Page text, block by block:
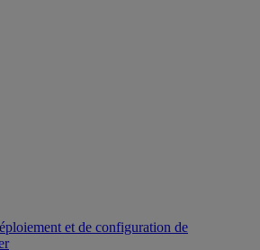
et de configuration de